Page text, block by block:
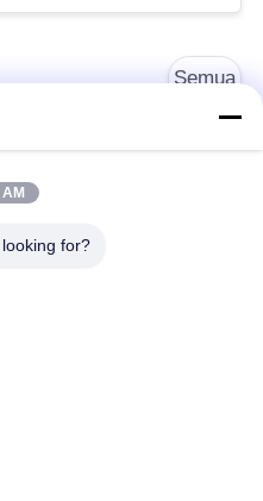
Semua
Jembatan Timbang
Truk
Timbangan
for?